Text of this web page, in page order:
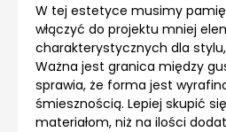
W tej estetyce musimy
włączyć do projektu mniej
charakterystycznych dla stylu,
Ważna jest granica między
sprawia, że forma jest
śmiesznością. Lepiej skupić
materiałom, niż na ilości